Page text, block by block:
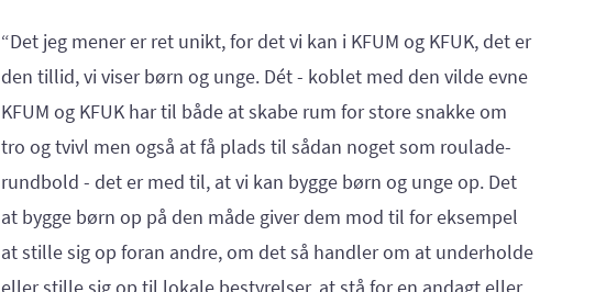
“Det jeg mener er ret unikt, for det vi kan i KFUM og KFUK, det er
den tillid, vi viser børn og unge. Dét - koblet med den vilde evne
KFUM og KFUK har til både at skabe rum for store snakke om
tro og tvivl men også at få plads til sådan noget som roulade-
rundbold - det er med til, at vi kan bygge børn og unge op. Det
at bygge børn op på den måde giver dem mod til for eksempel
at stille sig op foran andre, om det så handler om at underholde